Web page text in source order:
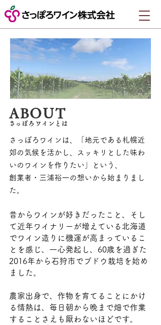
ABOUT
​さっぽろワインとは
さっぽろワインは、「地元である札幌近
郊の気候を活かし、スッキリとした味わ
いのワインを作りたい」という、
創業者・三浦裕一の想いから始まりまし
た。
昔からワインが好きだったこと、そし
て近年ワイナリーが増えている北海道
でワイン造りに機運が高まっているこ
とを感じ、一心発起し、60歳を過ぎた
2016年から石狩市でブドウ栽培を始め
ました。
農家出身で、作物を育てることにかけ
る情熱は、毎日朝から晩まで畑で作業
することさえも厭わないほどです。